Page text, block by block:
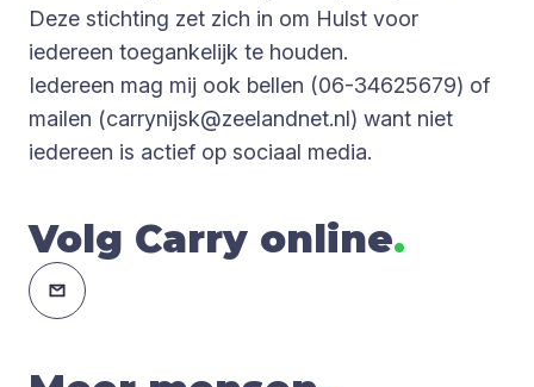
Deze stichting zet zich in om Hulst voor
iedereen toegankelijk te houden.
Iedereen mag mij ook bellen (06-34625679) of
mailen (carrynijsk@zeelandnet.nl) want niet
iedereen is actief op sociaal media.
Volg Carry online.